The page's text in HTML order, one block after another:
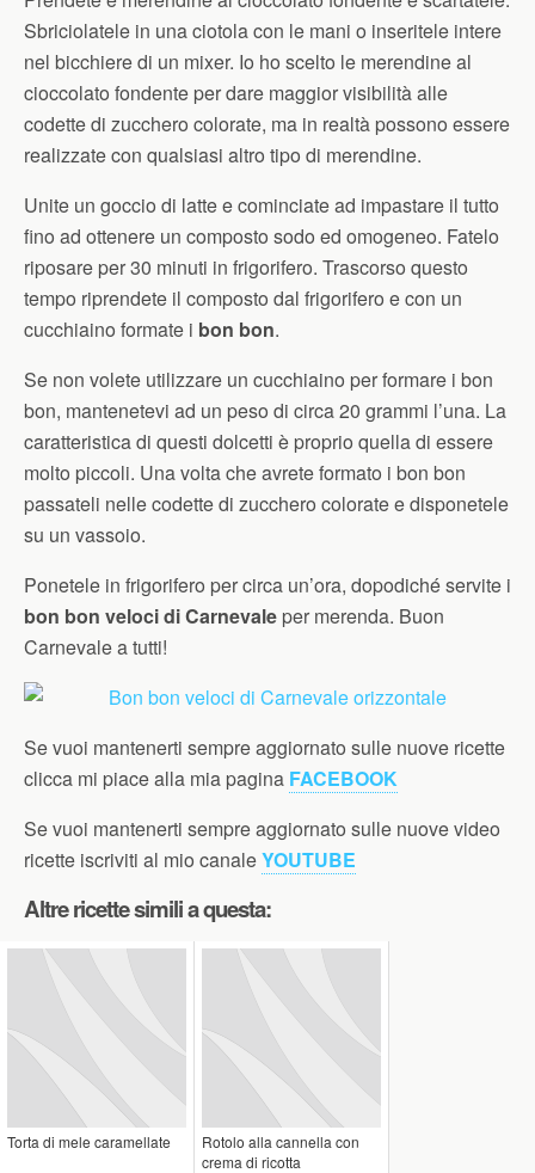
Sbriciolatele in una ciotola con le mani o inseritele intere
nel bicchiere di un mixer. Io ho scelto le merendine al
cioccolato fondente per dare maggior visibilità alle
codette di zucchero colorate, ma in realtà possono essere
realizzate con qualsiasi altro tipo di merendine.
Unite un goccio di latte e cominciate ad impastare il tutto
fino ad ottenere un composto sodo ed omogeneo. Fatelo
riposare per 30 minuti in frigorifero. Trascorso questo
tempo riprendete il composto dal frigorifero e con un
cucchiaino formate i bon bon.
Se non volete utilizzare un cucchiaino per formare i bon
bon, mantenetevi ad un peso di circa 20 grammi l’una. La
caratteristica di questi dolcetti è proprio quella di essere
molto piccoli. Una volta che avrete formato i bon bon
passateli nelle codette di zucchero colorate e disponetele
su un vassoio.
Ponetele in frigorifero per circa un’ora, dopodiché servite i
bon bon veloci di Carnevale per merenda. Buon
Carnevale a tutti!
Se vuoi mantenerti sempre aggiornato sulle nuove ricette
clicca mi piace alla mia pagina FACEBOOK
Se vuoi mantenerti sempre aggiornato sulle nuove video
ricette iscriviti al mio canaleYOUTUBE
Altre ricette simili a questa:
Torta di mele caramellate
Rotolo alla cannella con
crema di ricotta